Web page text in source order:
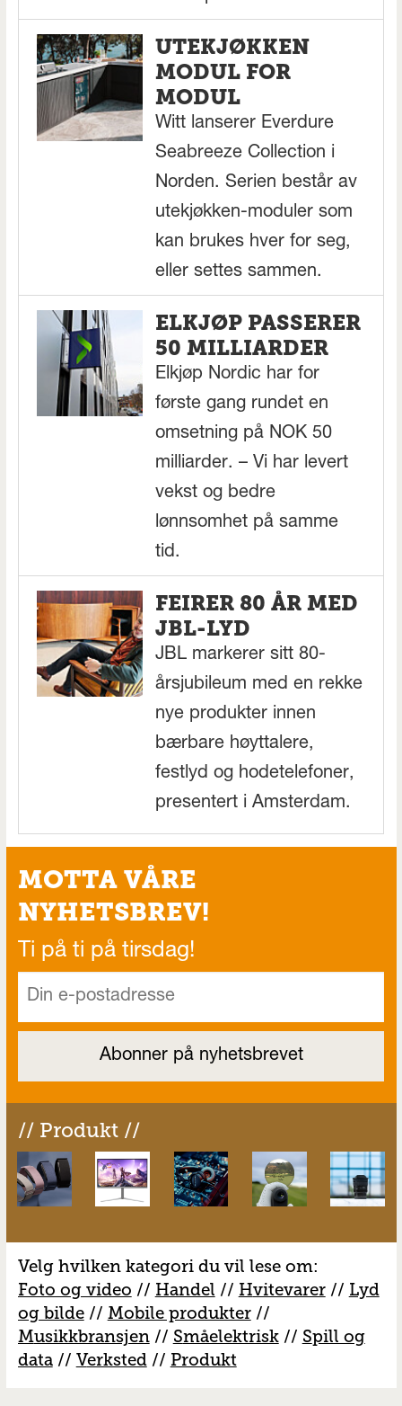
UTEKJØKKEN
MODUL FOR
MODUL
Witt lanserer Everdure
Seabreeze Collection i
Norden. Serien består av
utekjøkken-moduler som
kan brukes hver for seg,
eller settes sammen.
ELKJØP PASSERER
50 MILLIARDER
Elkjøp Nordic har for
første gang rundet en
omsetning på NOK 50
milliarder. – Vi har levert
vekst og bedre
lønnsomhet på samme
tid.
FEIRER 80 ÅR MED
JBL-LYD
JBL markerer sitt 80-
årsjubileum med en rekke
nye produkter innen
bærbare høyttalere,
festlyd og hodetelefoner,
presentert i Amsterdam.
MOTTA VÅRE
NYHETSBREV!
Ti på ti på tirsdag!
// Produkt //
Velg hvilken kategori du vil lese om:
Foto og video // Handel // Hvitevarer// Lyd
og bilde// Mobile produkter//
Musikkbransjen// Småelektrisk// Spill og
data// Verksted// Produkt